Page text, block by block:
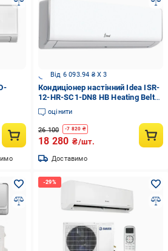
Від 6 093.94 ₴ X 3
Кондиціонер настінний Idea ISR-
12-HR-SC1-DN8 HB Heating Belt
Wi-fi Ready (29356307)
оцінити
26 100 -7 820 ₴
18 280 ₴/шт.
Доставимо